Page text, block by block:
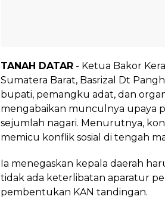
TANAH DATAR - Ketua Bakor
Sumatera Barat, Basrizal Dt
bupati, pemangku adat, dan
mengabaikan munculnya upaya
sejumlah nagari. Menurutnya,
memicu konflik sosial di tengah
Ia menegaskan kepala daerah
tidak ada keterlibatan aparatur
pembentukan KAN tandingan.